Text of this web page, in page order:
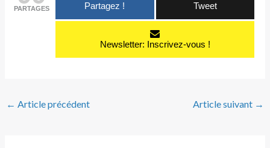
PARTAGES Partagez ! Tweet
Newsletter: Inscrivez-vous !
← Article précédent Article suivant →